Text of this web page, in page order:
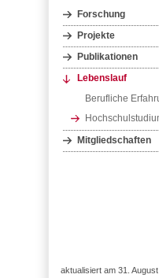
Forschung
Projekte
Publikationen
Lebenslauf
Berufliche
Mitgliedschaften
aktualisiert am 31. August